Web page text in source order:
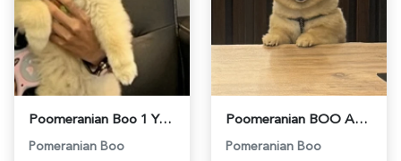
Poomeranian Boo 1 Yaşında Köpeğim Eş Arıyor - 118984093
Pomeranian Boo
Poomeranian BOO Ayı surat dişi aramaktayız - 118984094
Pomeranian Boo